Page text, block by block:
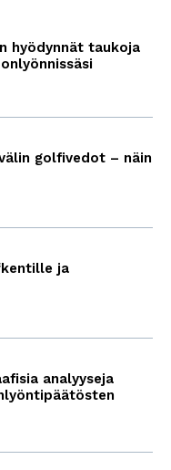
hyödynnät taukoja
golfivedot – näin
ja
analyyseja